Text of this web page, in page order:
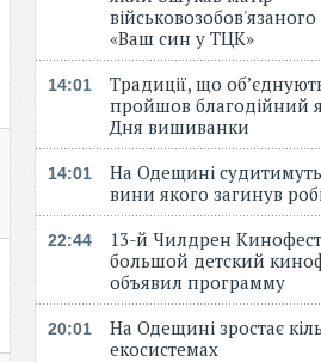
«Ваш син у ТЦК»
14:01
Традиції, що
пройшов благодійний
Дня вишиванки
14:01
На Одещині
вини якого загинув
22:44
13-й Чилдрен
большой детский
объявил программу
20:01
На Одещині зростає
екосистемах